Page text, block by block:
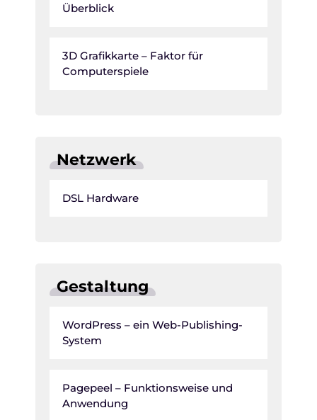
Überblick
3D Grafikkarte – Faktor für
Computerspiele
Netzwerk
DSL Hardware
Gestaltung
WordPress – ein Web-Publishing-
System
Pagepeel – Funktionsweise und
Anwendung